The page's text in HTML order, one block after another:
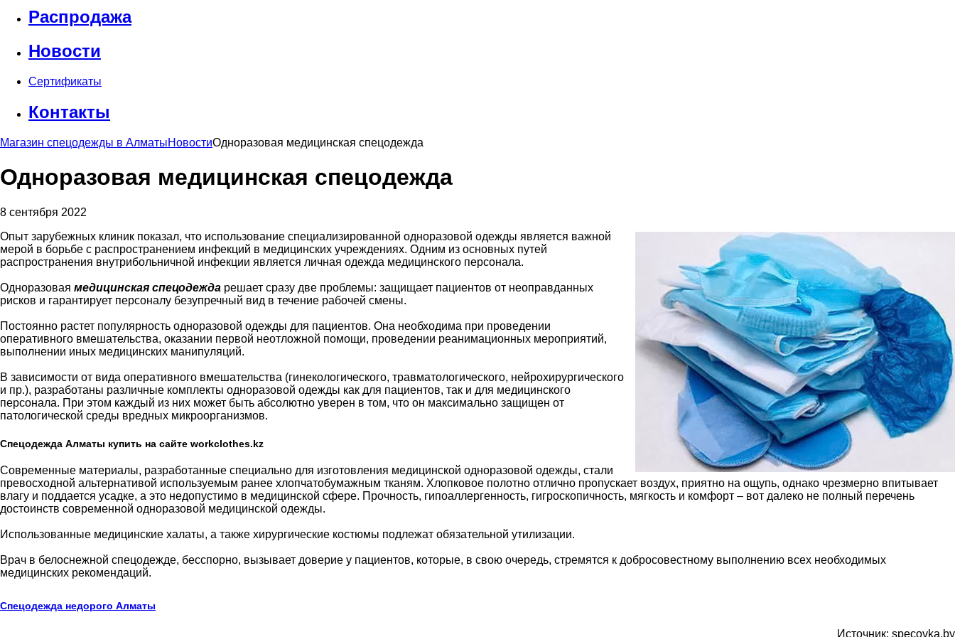
Распродажа
Новости
Сертификаты
Контакты
Магазин спецодежды в АлматыНовостиОдноразовая медицинская спецодежда
Одноразовая медицинская спецодежда
8 сентября 2022
Опыт зарубежных клиник показал, что использование специализированной одноразовой одежды является важной
мерой в борьбе с распространением инфекций в медицинских учреждениях. Одним из основных путей
распространения внутрибольничной инфекции является личная одежда медицинского персонала.
Одноразовая медицинская спецодежда решает сразу две проблемы: защищает пациентов от неоправданных
рисков и гарантирует персоналу безупречный вид в течение рабочей смены.
Постоянно растет популярность одноразовой одежды для пациентов. Она необходима при проведении
оперативного вмешательства, оказании первой неотложной помощи, проведении реанимационных мероприятий,
выполнении иных медицинских манипуляций.
В зависимости от вида оперативного вмешательства (гинекологического, травматологического, нейрохирургического
и пр.), разработаны различные комплекты одноразовой одежды как для пациентов, так и для медицинского
персонала. При этом каждый из них может быть абсолютно уверен в том, что он максимально защищен от
патологической среды вредных микроорганизмов.
Спецодежда Алматы купить на сайте workclothes.kz
Современные материалы, разработанные специально для изготовления медицинской одноразовой одежды, стали
превосходной альтернативой используемым ранее хлопчатобумажным тканям. Хлопковое полотно отлично пропускает воздух, приятно на ощупь, однако чрезмерно впитывает
влагу и поддается усадке, а это недопустимо в медицинской сфере. Прочность, гипоаллергенность, гигроскопичность, мягкость и комфорт – вот далеко не полный перечень
достоинств современной одноразовой медицинской одежды.
Использованные медицинские халаты, а также хирургические костюмы подлежат обязательной утилизации.
Врач в белоснежной спецодежде, бесспорно, вызывает доверие у пациентов, которые, в свою очередь, стремятся к добросовестному выполнению всех необходимых
медицинских рекомендаций.
Спецодежда недорого Алматы
Источник: specovka.by